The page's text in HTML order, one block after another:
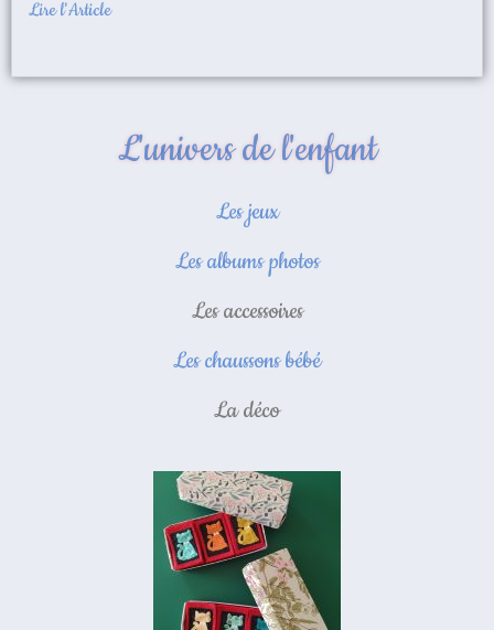
Lire l'Article
L'univers de l'enfant
Les jeux
Les albums photos
Les accessoires
Les chaussons bébé
La déco